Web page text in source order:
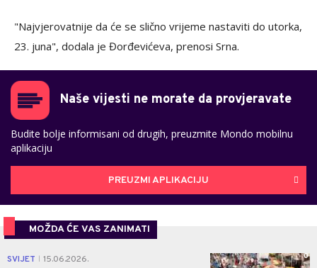
"Najvjerovatnije da će se slično vrijeme nastaviti do utorka,
23. juna", dodala je Đorđevićeva, prenosi Srna.
Naše vijesti ne morate da provjeravate
Budite bolje informisani od drugih, preuzmite Mondo mobilnu
aplikaciju
PREUZMI APLIKACIJU
MOŽDA ĆE VAS ZANIMATI
SVIJET 15.06.2026. 0